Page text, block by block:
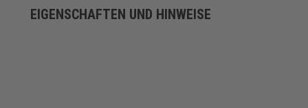
EIGENSCHAFTEN UND HINWEISE